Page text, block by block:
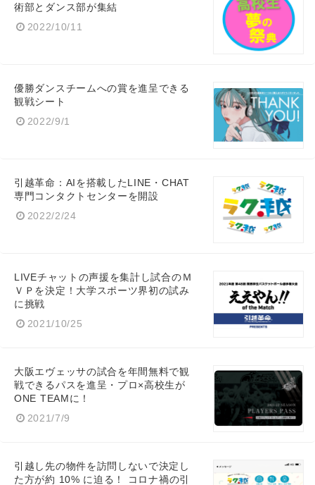
術部とダンス部が集結
2022/10/11
優勝ダンスチームへの賞を進呈できる
観戦シート
2022/9/1
引越革命：AIを搭載したLINE・CHAT
専門コンタクトセンターを開設
2022/2/24
LIVEチャットの声援を集計し試合のＭ
ＶＰを決定！大学スポーツ界初の試み
に挑戦
2021/10/25
大阪エヴェッサの試合を年間無料で観
戦できるパスを進呈・プロ×高校生が
ONE TEAMに！
2021/7/9
引越し先の物件を訪問しないで決定し
た方が約 10% に迫る！ コロナ禍の引